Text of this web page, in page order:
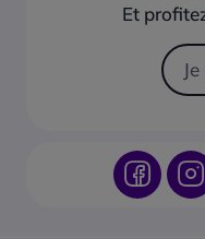
Besoin d'une assistance
Et